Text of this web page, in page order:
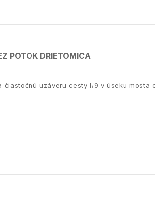
POTOK DRIETOMICA
čiastočnú uzáveru cesty I/9 v úseku mosta